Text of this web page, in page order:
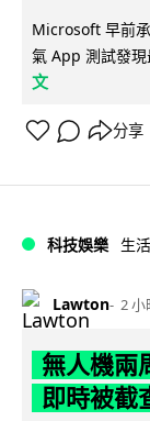
Microsoft 早前
氣 App 測試發
文
分享
科技娛樂 生
Lawton 2 小
無人機兩
即時被截